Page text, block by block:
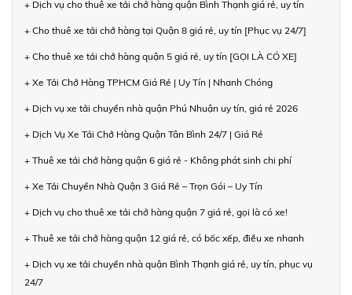
+ Dịch vụ cho thuê xe tải chở hàng quận Bình Thạnh giá rẻ, uy tín
+ Cho thuê xe tải chở hàng tại Quận 8 giá rẻ, uy tín [Phục vụ 24/7]
+ Cho thuê xe tải chở hàng quận 5 giá rẻ, uy tín [GỌI LÀ CÓ XE]
+ Xe Tải Chở Hàng TPHCM Giá Rẻ | Uy Tín | Nhanh Chóng
+ Dịch vụ xe tải chuyển nhà quận Phú Nhuận uy tín, giá rẻ 2026
+ Dịch Vụ Xe Tải Chở Hàng Quận Tân Bình 24/7 | Giá Rẻ
+ Thuê xe tải chở hàng quận 6 giá rẻ - Không phát sinh chi phí
+ Xe Tải Chuyển Nhà Quận 3 Giá Rẻ – Trọn Gói – Uy Tín
+ Dịch vụ cho thuê xe tải chở hàng quận 7 giá rẻ, gọi là có xe!
+ Thuê xe tải chở hàng quận 12 giá rẻ, có bốc xếp, điều xe nhanh
+ Dịch vụ xe tải chuyển nhà quận Bình Thạnh giá rẻ, uy tín, phục vụ
24/7